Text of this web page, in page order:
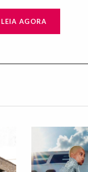
LEIA AGORA